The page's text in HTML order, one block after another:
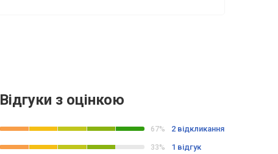
Відгуки з оцінкою
67% 2 відкликання
33% 1 відгук